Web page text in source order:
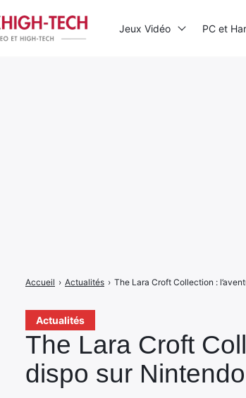
Actualités
The Lara Croft
dispo sur
Accueil › Actualités › The Lara Croft Collection :
Jeux Vidéo PC et